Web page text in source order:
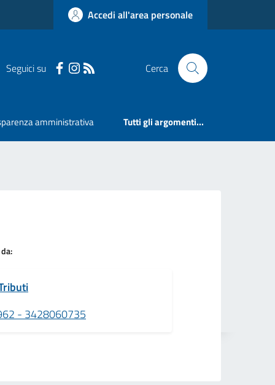
Accedi all'area personale
Seguici su Cerca
amministrativa Tutti gli argomenti...
- 3428060735